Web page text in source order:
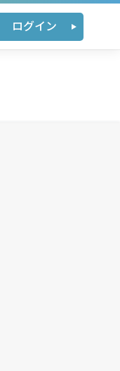
ログイン